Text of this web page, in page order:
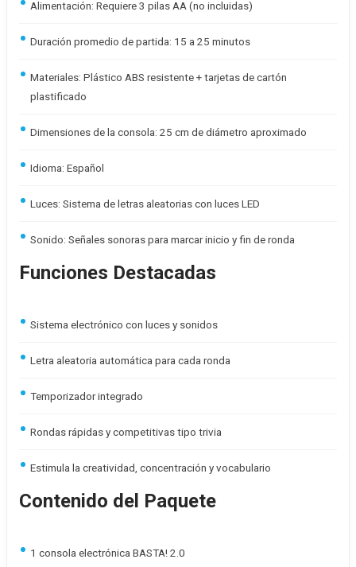
Alimentación: Requiere 3 pilas AA (no incluidas)
Duración promedio de partida: 15 a 25 minutos
Materiales: Plástico ABS resistente + tarjetas de cartón
plastificado
Dimensiones de la consola: 25 cm de diámetro aproximado
Idioma: Español
Luces: Sistema de letras aleatorias con luces LED
Sonido: Señales sonoras para marcar inicio y fin de ronda
Funciones Destacadas
Sistema electrónico con luces y sonidos
Letra aleatoria automática para cada ronda
Temporizador integrado
Rondas rápidas y competitivas tipo trivia
Estimula la creatividad, concentración y vocabulario
Contenido del Paquete
1 consola electrónica BASTA! 2.0